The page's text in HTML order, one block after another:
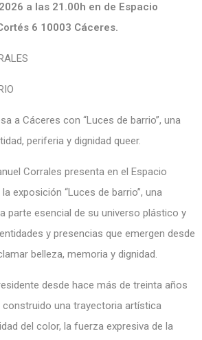
a las 21.00h en de Espacio
6 10003 Cáceres.
a Cáceres con “Luces de barrio”, una
periferia y dignidad queer.
Corrales presenta en el Espacio
exposición “Luces de barrio”, una
parte esencial de su universo plástico y
y presencias que emergen desde
belleza, memoria y dignidad.
desde hace más de treinta años
construido una trayectoria artística
del color, la fuerza expresiva de la